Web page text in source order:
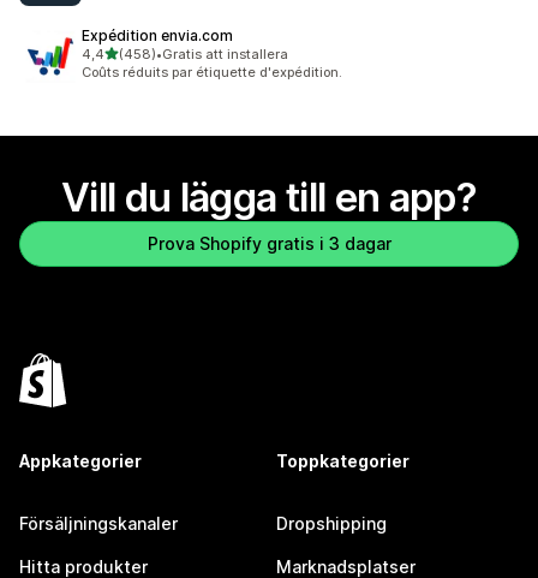
Expédition envia.com
4,4av 5 stjärnor
(458)
458 recensioner totalt
•Gratis att installera
Coûts réduits par étiquette d'expédition.
Vill du lägga till en app?
Prova Shopify gratis i 3 dagar
Appkategorier
Försäljningskanaler
Hitta produkter
Toppkategorier
Dropshipping
Marknadsplatser